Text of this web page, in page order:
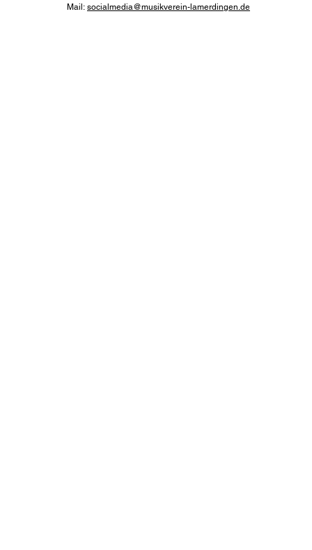
Mail: socialmedia@musikverein-lamerdingen.de